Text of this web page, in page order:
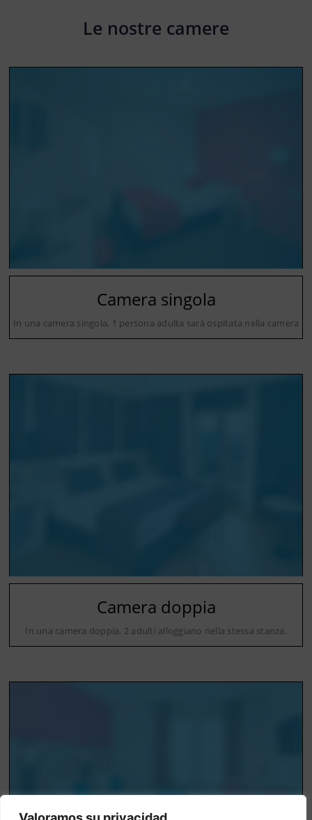
Le nostre camere
Camera singola
In una camera singola, 1 persona adulta sarà ospitata nella camera
Camera doppia
In una camera doppia, 2 adulti alloggiano nella stessa stanza.